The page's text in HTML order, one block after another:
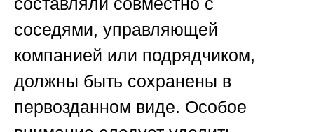
соседями, управляющей
компанией или подрядчиком,
должны быть сохранены в
первозданном виде. Особое